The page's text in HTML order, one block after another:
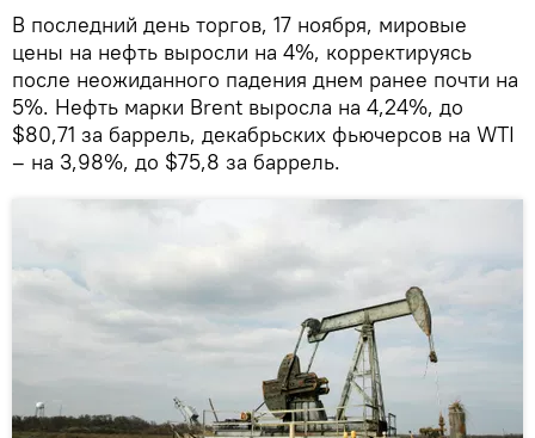
В последний день торгов, 17 ноября, мировые
цены на нефть выросли на 4%, корректируясь
после неожиданного падения днем ранее почти на
5%. Нефть марки Brent выросла на 4,24%, до
$80,71 за баррель, декабрьских фьючерсов на WTI
– на 3,98%, до $75,8 за баррель.